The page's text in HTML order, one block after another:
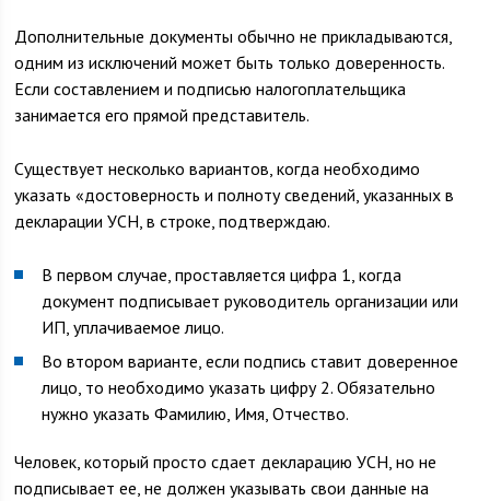
Дополнительные документы обычно не прикладываются,
одним из исключений может быть только доверенность.
Если составлением и подписью налогоплательщика
занимается его прямой представитель.
Существует несколько вариантов, когда необходимо
указать «достоверность и полноту сведений, указанных в
декларации УСН, в строке, подтверждаю.
В первом случае, проставляется цифра 1, когда
документ подписывает руководитель организации или
ИП, уплачиваемое лицо.
Во втором варианте, если подпись ставит доверенное
лицо, то необходимо указать цифру 2. Обязательно
нужно указать Фамилию, Имя, Отчество.
Человек, который просто сдает декларацию УСН, но не
подписывает ее, не должен указывать свои данные на